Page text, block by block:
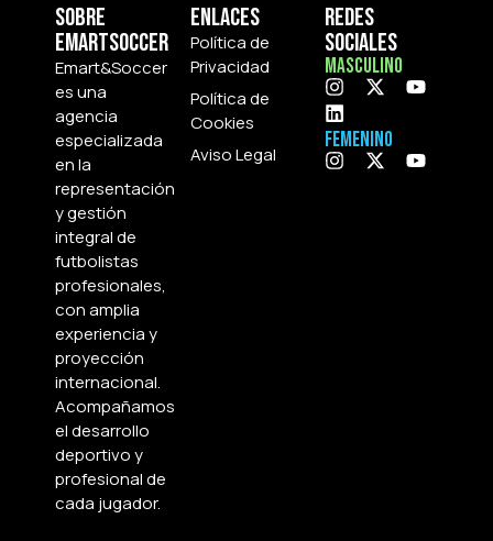
Sobre
Emartsoccer
Emart&Soccer
es una
agencia
especializada
en la
representación
y gestión
integral de
futbolistas
profesionales,
con amplia
experiencia y
proyección
internacional.
Acompañamos
el desarrollo
deportivo y
profesional de
cada jugador.
Enlaces
Política de
Privacidad
Política de
Cookies
Aviso Legal
Redes
Sociales
Masculino
Femenino